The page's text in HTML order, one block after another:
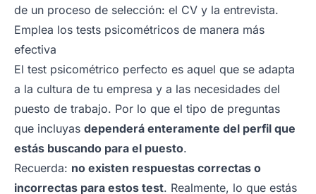
de un proceso de selección: el CV y la entrevista.
Emplea los tests psicométricos de manera más
efectiva
El test psicométrico perfecto es aquel que se adapta
a la cultura de tu empresa y a las necesidades del
puesto de trabajo. Por lo que el tipo de preguntas
que incluyas dependerá enteramente del perfil que
estás buscando para el puesto.
Recuerda: no existen respuestas correctas o
incorrectas para estos test. Realmente, lo que estás